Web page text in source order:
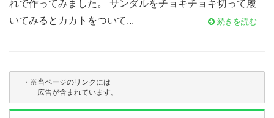
れで作ってみました。 サンダルをチョキチョキ切って履
いてみるとカカトをついて...
続きを読む
・※当ページのリンクには
広告が含まれています。